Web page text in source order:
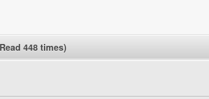
448 times)